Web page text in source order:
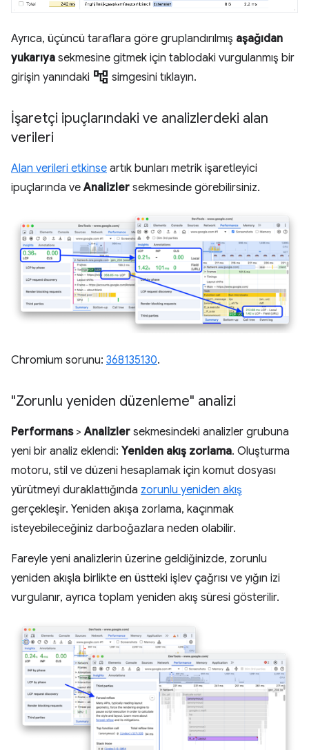
Ayrıca, üçüncü taraflara göre gruplandırılmış aşağıdan
yukarıya sekmesine gitmek için tablodaki vurgulanmış bir
girişin yanındaki account_tree simgesini tıklayın.
İşaretçi ipuçlarındaki ve analizlerdeki alan
verileri
Alan verileri etkinse artık bunları metrik işaretleyici
ipuçlarında veAnalizler sekmesinde görebilirsiniz.
Chromium sorunu: 368135130.
"Zorunlu yeniden düzenleme" analizi
Performans>Analizler sekmesindeki analizler grubuna
yeni bir analiz eklendi: Yeniden akış zorlama. Oluşturma
motoru, stil ve düzeni hesaplamak için komut dosyası
yürütmeyi duraklattığında zorunlu yeniden akış
gerçekleşir. Yeniden akışa zorlama, kaçınmak
isteyebileceğiniz darboğazlara neden olabilir.
Fareyle yeni analizlerin üzerine geldiğinizde, zorunlu
yeniden akışla birlikte en üstteki işlev çağrısı ve yığın izi
vurgulanır, ayrıca toplam yeniden akış süresi gösterilir.